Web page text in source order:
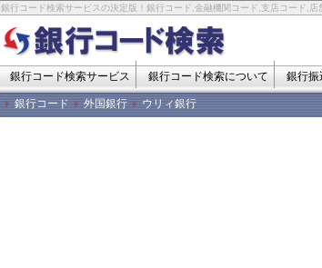
銀行コード検索サービスの決定版！銀行コード,金融機関コード,支店コード,店
銀行コード検索サービス 銀行コード検索について 銀行振
銀行コード
外国銀行 ウリィ銀行